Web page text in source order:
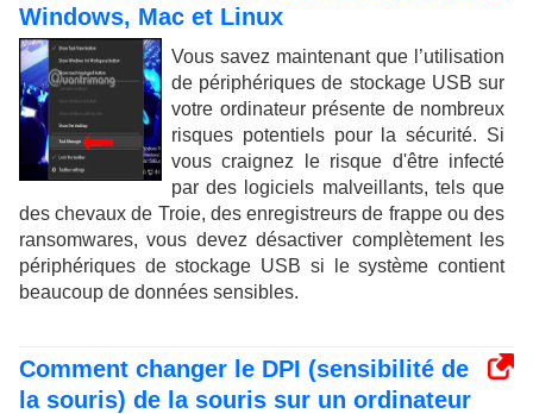
Windows, Mac et Linux
Vous savez maintenant que l’utilisation
de périphériques de stockage USB sur
votre ordinateur présente de nombreux
risques potentiels pour la sécurité. Si
vous craignez le risque d'être infecté
par des logiciels malveillants, tels que
des chevaux de Troie, des enregistreurs de frappe ou des
ransomwares, vous devez désactiver complètement les
périphériques de stockage USB si le système contient
beaucoup de données sensibles.
Comment changer le DPI (sensibilité de
la souris) de la souris sur un ordinateur